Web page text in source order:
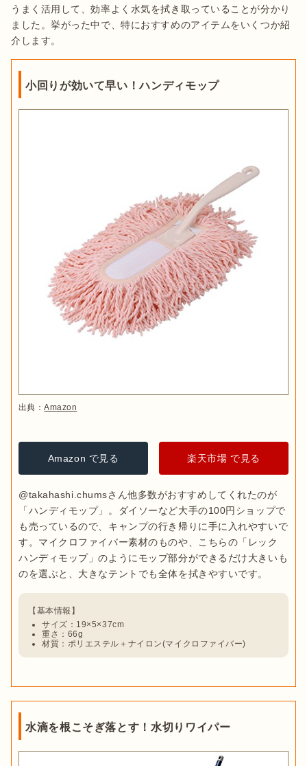
うまく活用して、効率よく水気を拭き取っていることが分かり
ました。挙がった中で、特におすすめのアイテムをいくつか紹
介します。
小回りが効いて早い！ハンディモップ
出典：Amazon
Amazon で見る 楽天市場 で見る
@takahashi.chumsさん他多数がおすすめしてくれたのが
「ハンディモップ」。ダイソーなど大手の100円ショップで
も売っているので、キャンプの行き帰りに手に入れやすいで
す。マイクロファイバー素材のものや、こちらの「レック
ハンディモップ」のようにモップ部分ができるだけ大きいも
サイズ：19×5×37cm
重さ：66g
材質：ポリエステル＋ナイロン(マイクロファイバー)
水滴を根こそぎ落とす！水切りワイパー